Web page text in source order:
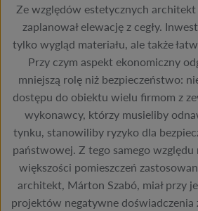
Ze względów estetycznych
zaplanował elewację z cegły.
tylko wygląd materiału, ale także
Przy czym aspekt ekonomiczny
mniejszą rolę niż bezpieczeństwo:
dostępu do obiektu wielu firmom z
wykonawcy, którzy musieliby
tynku, stanowiliby ryzyko dla
państwowej. Z tego samego
większości pomieszczeń
architekt, Márton Szabó, miał przy
projektów negatywne